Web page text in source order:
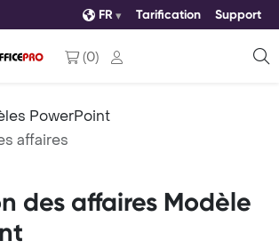
FR Tarification Support
(0)
PowerPoint
affaires
des affaires Modèle